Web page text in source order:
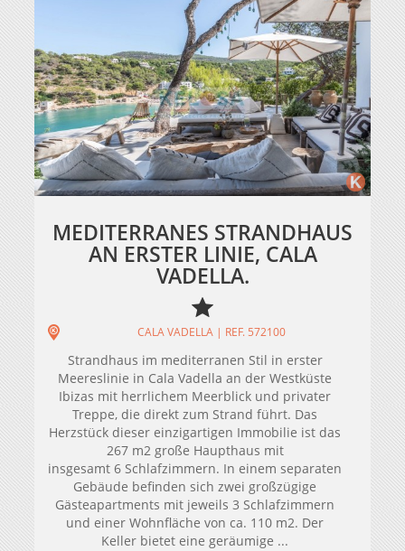
MEDITERRANES STRANDHAUS
AN ERSTER LINIE, CALA
VADELLA.
CALA VADELLA | REF. 572100
Strandhaus im mediterranen Stil in erster
Meereslinie in Cala Vadella an der Westküste
Ibizas mit herrlichem Meerblick und privater
Treppe, die direkt zum Strand führt. Das
Herzstück dieser einzigartigen Immobilie ist das
267 m2 große Haupthaus mit
insgesamt 6 Schlafzimmern. In einem separaten
Gebäude befinden sich zwei großzügige
Gästeapartments mit jeweils 3 Schlafzimmern
und einer Wohnfläche von ca. 110 m2. Der
Keller bietet eine geräumige ...